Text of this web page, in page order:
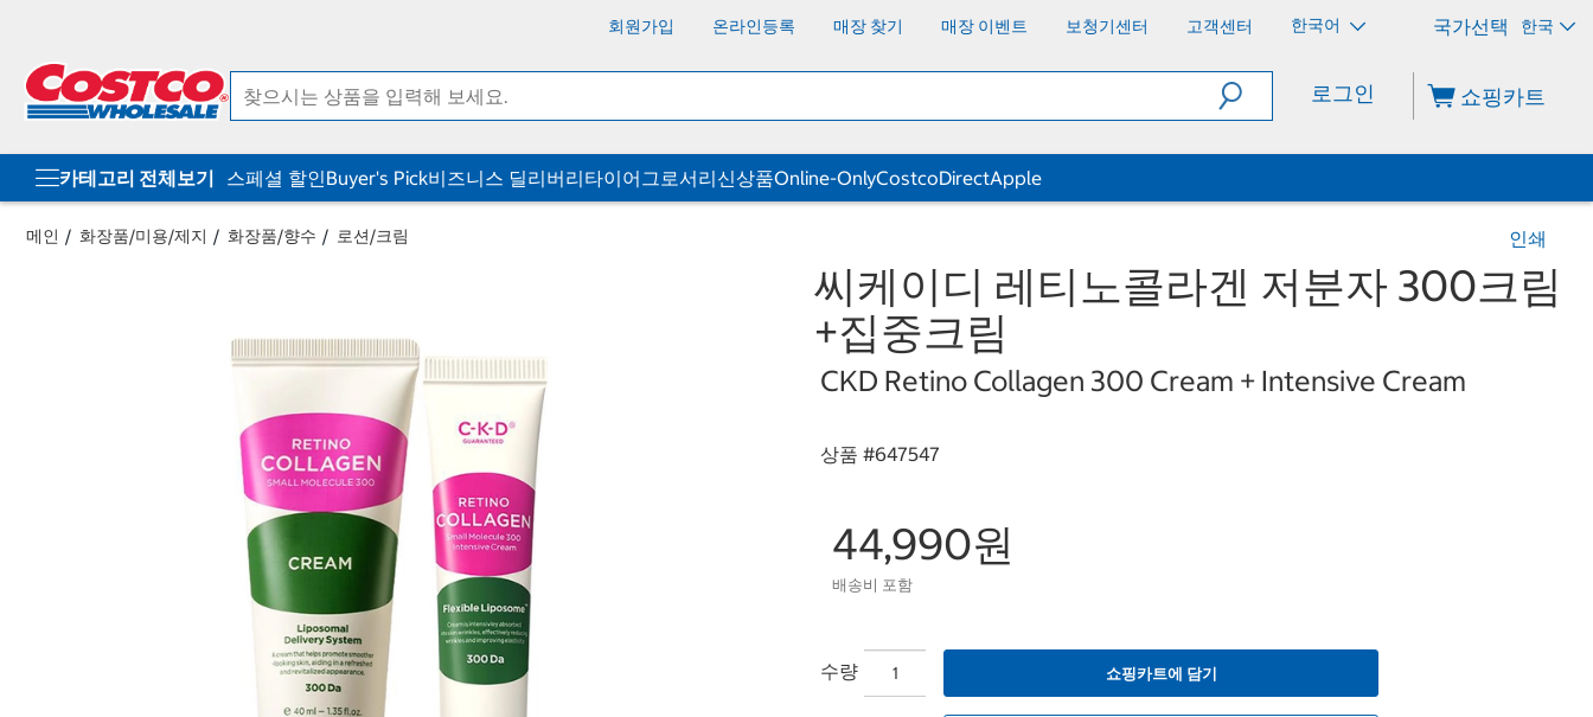
회원가입 온라인등록 매장 찾기 매장 이벤트 보청기센터 고객센터 한국어 한국
로그인 쇼핑카트
카테고리 전체보기 스페셜 할인Buyer's Pick비즈니스 딜리버리타이어그로서리신상품Online-OnlyCostcoDirectApple
메인 화장품/미용/제지 화장품/향수 로션/크림 인쇄
씨케이디 레티노콜라겐 저분자 300크림
+집중크림
CKD Retino Collagen 300 Cream + Intensive Cream
상품 #647547
44,990원
배송비 포함
수량 쇼핑카트에 담기